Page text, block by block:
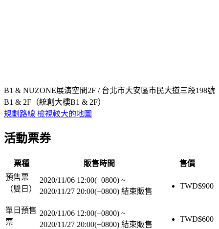
B1 & NUZONE展演空間2F / 台北市大安區市民大道三段198號
B1 & 2F（統創大樓B1 & 2F）
規劃路線 檢視較大的地圖
活動票券
票種 販售時間
售價
預售票
（雙日）
2020/11/06 12:00(+0800) ~
2020/11/27 20:00(+0800) 結束販售
TWD$900
單日預售
票
2020/11/06 12:00(+0800) ~
2020/11/27 20:00(+0800) 結束販售
TWD$600